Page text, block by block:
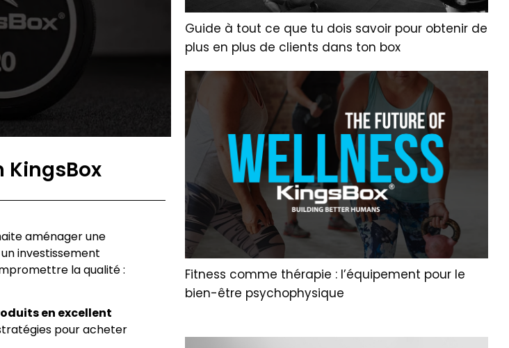
KingsBox
aménager une
investissement
la qualité :
en excellent
pour acheter
Guide à tout ce que tu dois savoir pour obtenir de
plus en plus de clients dans ton box
Fitness comme thérapie : l’équipement pour le
bien-être psychophysique